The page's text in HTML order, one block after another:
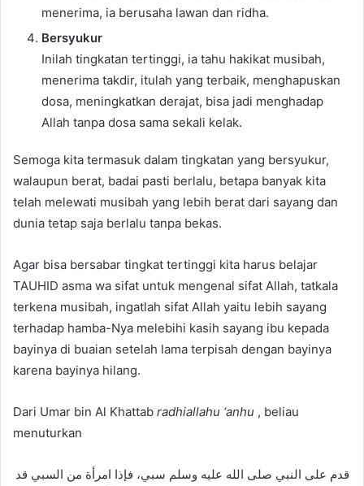
menerima, ia berusaha lawan dan ridha.
Bersyukur
Inilah tingkatan tertinggi, ia tahu hakikat musibah,
menerima takdir, itulah yang terbaik, menghapuskan
dosa, meningkatkan derajat, bisa jadi menghadap
Allah tanpa dosa sama sekali kelak.
Semoga kita termasuk dalam tingkatan yang bersyukur,
walaupun berat, badai pasti berlalu, betapa banyak kita
telah melewati musibah yang lebih berat dari sayang dan
dunia tetap saja berlalu tanpa bekas.
Agar bisa bersabar tingkat tertinggi kita harus belajar
TAUHID asma wa sifat untuk mengenal sifat Allah, tatkala
terkena musibah, ingatlah sifat Allah yaitu lebih sayang
terhadap hamba-Nya melebihi kasih sayang ibu kepada
bayinya di buaian setelah lama terpisah dengan bayinya
karena bayinya hilang.
Dari Umar bin Al Khattab radhiallahu ‘anhu , beliau
menuturkan
ﻗﺪﻡ ﻋﻠﻰ ﺍﻟﻨﺒﻲ ﺻﻠﻰ ﺍﻟﻠﻪ ﻋﻠﻴﻪ ﻭﺳﻠﻢ ﺳﺒﻲ، ﻓﺈﺫﺍ ﺍﻣﺮﺃﺓ ﻣﻦ ﺍﻟﺴﺒﻲ ﻗﺪ